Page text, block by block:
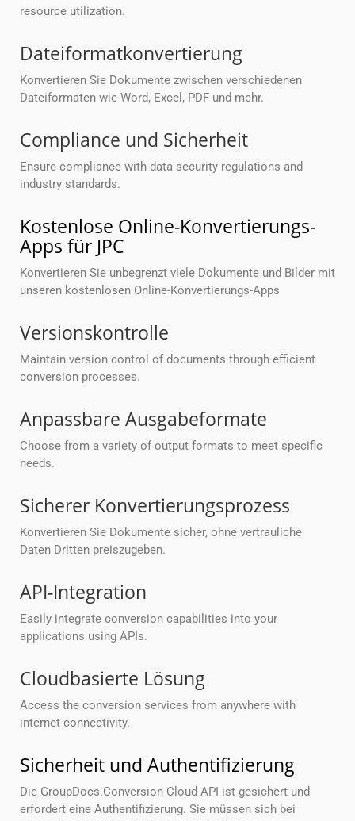
resource utilization.
Dateiformatkonvertierung
Konvertieren Sie Dokumente zwischen verschiedenen
Dateiformaten wie Word, Excel, PDF und mehr.
Compliance und Sicherheit
Ensure compliance with data security regulations and
industry standards.
Kostenlose Online-Konvertierungs-
Apps für JPC
Konvertieren Sie unbegrenzt viele Dokumente und Bilder mit
unseren kostenlosen Online-Konvertierungs-Apps
Versionskontrolle
Maintain version control of documents through efficient
conversion processes.
Anpassbare Ausgabeformate
Choose from a variety of output formats to meet specific
needs.
Sicherer Konvertierungsprozess
Konvertieren Sie Dokumente sicher, ohne vertrauliche
Daten Dritten preiszugeben.
API-Integration
Easily integrate conversion capabilities into your
applications using APIs.
Cloudbasierte Lösung
Access the conversion services from anywhere with
internet connectivity.
Sicherheit und Authentifizierung
Die GroupDocs.Conversion Cloud-API ist gesichert und
erfordert eine Authentifizierung. Sie müssen sich bei